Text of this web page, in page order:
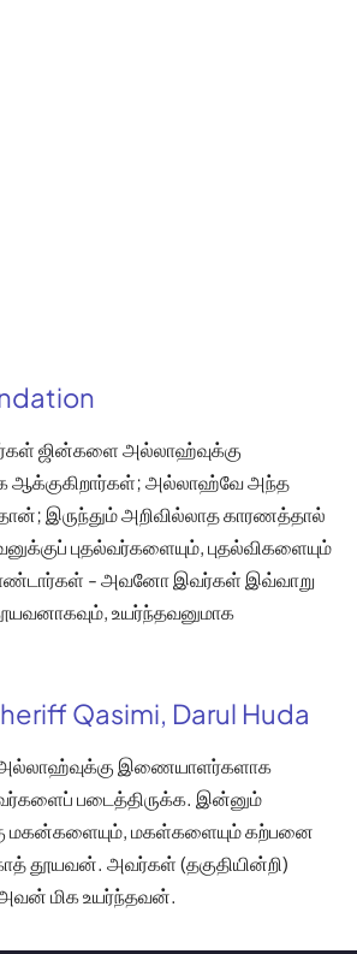
ஜின்களை அல்லாஹ்வுக்கு
அல்லாஹ்வே அந்த
இருந்தும் அறிவில்லாத காரணத்தால்
புதல்வர்களையும், புதல்விகளையும்
- அவனோ இவர்கள் இவ்வாறு
உயர்ந்தவனுமாக
Qasimi, Darul Huda
இணையாளர்களாக
படைத்திருக்க. இன்னும்
மகன்களையும், மகள்களையும் கற்பனை
தூயவன். அவர்கள் (தகுதியின்றி)
அவன் மிக உயர்ந்தவன்.